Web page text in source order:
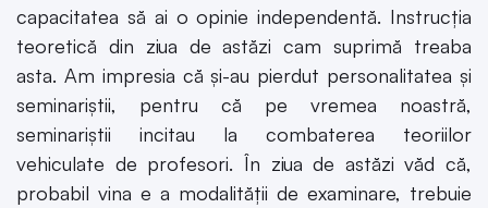
capacitatea să ai o opinie independentă. Instrucția
teoretică din ziua de astăzi cam suprimă treaba
asta. Am impresia că și-au pierdut personalitatea și
seminariștii, pentru că pe vremea noastră,
seminariștii incitau la combaterea teoriilor
vehiculate de profesori. În ziua de astăzi văd că,
probabil vina e a modalității de examinare, trebuie